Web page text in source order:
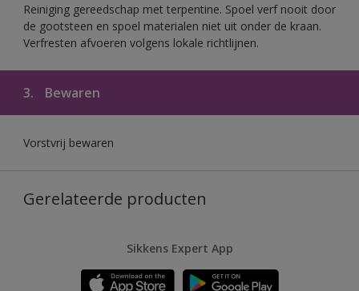
Reiniging gereedschap met terpentine. Spoel verf nooit door
de gootsteen en spoel materialen niet uit onder de kraan.
Verfresten afvoeren volgens lokale richtlijnen.
3. Bewaren
Vorstvrij bewaren
Gerelateerde producten
Sikkens Expert App